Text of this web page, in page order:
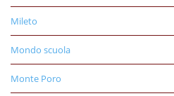
Mileto
Mondo scuola
Monte Poro